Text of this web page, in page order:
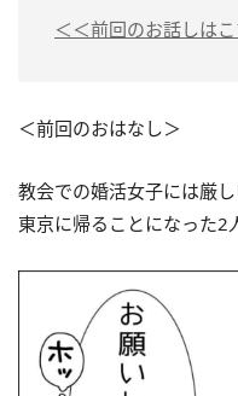
＜＜前回のお話しは
＜前回のおはなし＞
教会での婚活女子には厳
東京に帰ることになった2